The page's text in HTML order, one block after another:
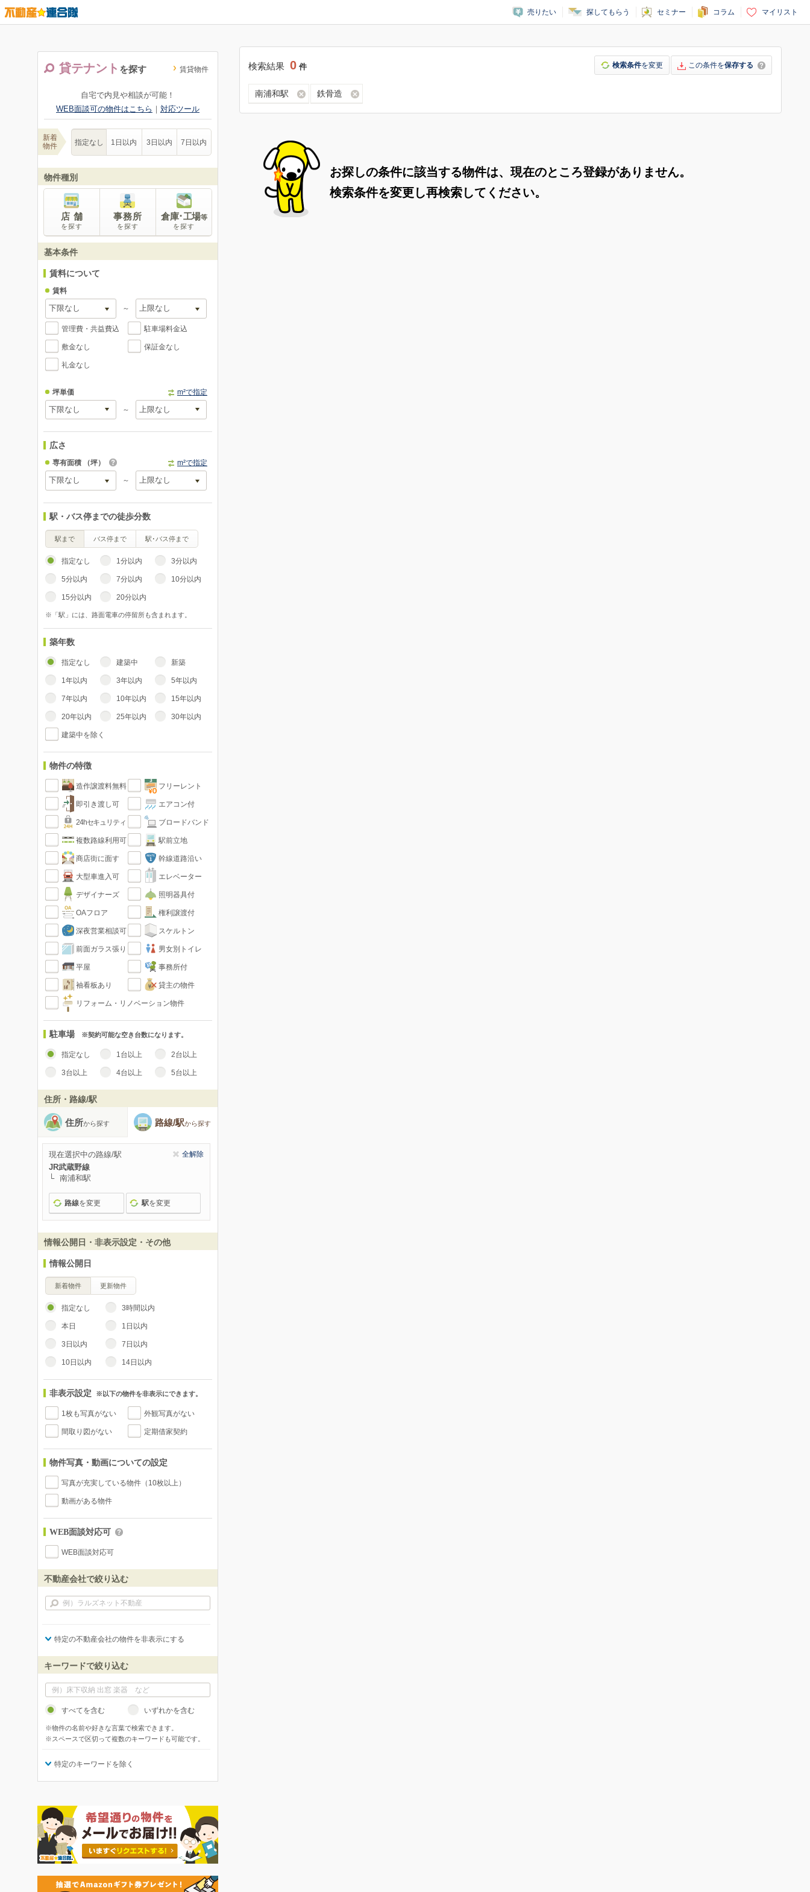
売りたい 探してもらう セミナー コラム マイリスト
貸テナント を探す 賃貸物件
自宅で内見や相談が可能！
WEB面談可の物件はこちら ｜ 対応ツール
新着
物件
指定なし 1日以内 3日以内 7日以内
物件種別
店 舗
を探す
事務所
を探す
倉庫･工場等
を探す
基本条件
賃料について
賃料
～
管理費・共益費込 駐車場料金込
敷金なし 保証金なし
礼金なし
坪単価 m²で指定
～
広さ
専有面積 （坪） m²で指定
～
駅・バス停までの徒歩分数
駅まで バス停まで 駅･バス停まで
指定なし 1分以内 3分以内
5分以内 7分以内 10分以内
15分以内 20分以内
※「駅」には、路面電車の停留所も含まれます。
築年数
指定なし 建築中 新築
1年以内 3年以内 5年以内
7年以内 10年以内 15年以内
20年以内 25年以内 30年以内
建築中を除く
物件の特徴
造作譲渡料無料 フリーレント
即引き渡し可 エアコン付
24hセキュリティ ブロードバンド
複数路線利用可 駅前立地
商店街に面す 幹線道路沿い
大型車進入可 エレベーター
デザイナーズ 照明器具付
OAフロア 権利譲渡付
深夜営業相談可 スケルトン
前面ガラス張り 男女別トイレ
平屋 事務所付
袖看板あり 貸主の物件
リフォーム・リノベーション物件
駐車場 ※契約可能な空き台数になります。
指定なし 1台以上 2台以上
3台以上 4台以上 5台以上
住所・路線/駅
住所から探す 路線/駅から探す
現在選択中の路線/駅 全解除
JR武蔵野線
南浦和駅
路線を変更 駅を変更
情報公開日・非表示設定・その他
情報公開日
新着物件 更新物件
指定なし 3時間以内
本日 1日以内
3日以内 7日以内
10日以内 14日以内
非表示設定 ※以下の物件を非表示にできます。
1枚も写真がない 外観写真がない
間取り図がない 定期借家契約
物件写真・動画についての設定
写真が充実している物件（10枚以上）
動画がある物件
WEB面談対応可
WEB面談対応可
不動産会社で絞り込む
特定の不動産会社の物件を非表示にする
キーワードで絞り込む
すべてを含む いずれかを含む
※物件の名前や好きな言葉で検索できます。
※スペースで区切って複数のキーワードも可能です。
特定のキーワードを除く
検索結果 0 件 検索条件を変更 この条件を保存する
南浦和駅 鉄骨造
お探しの条件に該当する物件は、現在のところ登録がありません。
検索条件を変更し再検索してください。